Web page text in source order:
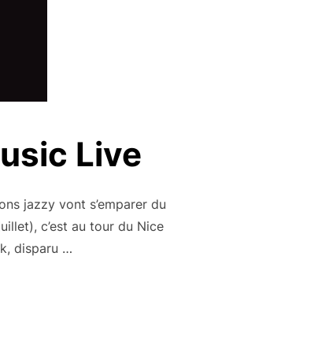
Live
jazzy vont s’emparer du
c’est au tour du Nice
disparu …
NICE MUSIC LIVE »